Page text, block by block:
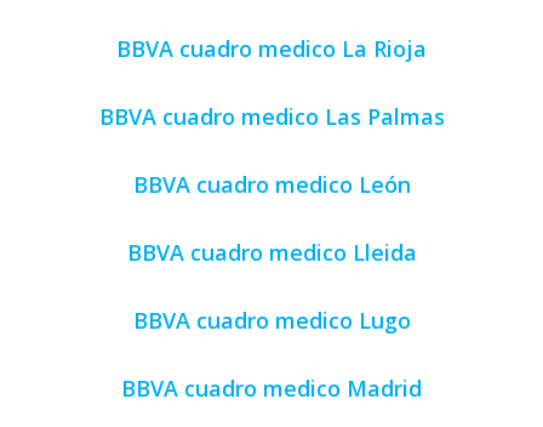
BBVA cuadro medico La Rioja
BBVA cuadro medico Las Palmas
BBVA cuadro medico León
BBVA cuadro medico Lleida
BBVA cuadro medico Lugo
BBVA cuadro medico Madrid